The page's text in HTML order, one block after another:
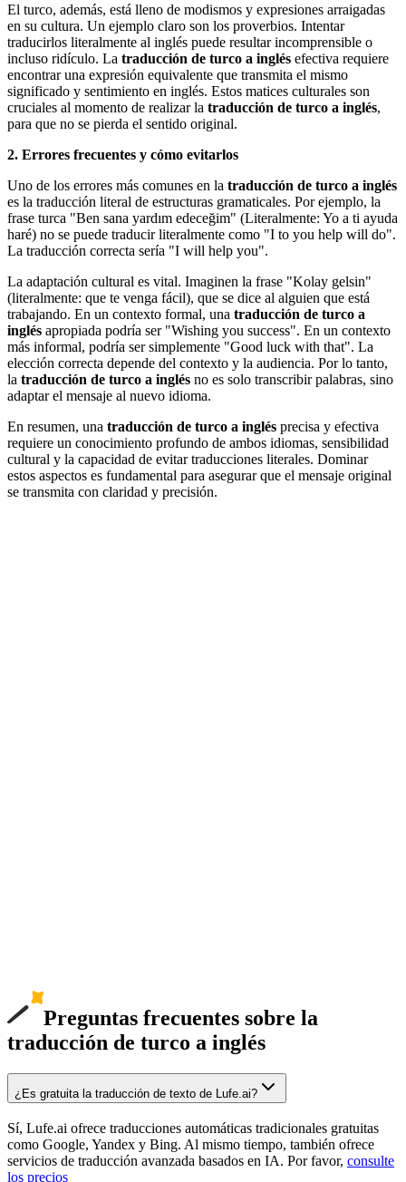
El turco, además, está lleno de modismos y expresiones arraigadas
en su cultura. Un ejemplo claro son los proverbios. Intentar
traducirlos literalmente al inglés puede resultar incomprensible o
incluso ridículo. La traducción de turco a inglés efectiva requiere
encontrar una expresión equivalente que transmita el mismo
significado y sentimiento en inglés. Estos matices culturales son
cruciales al momento de realizar la traducción de turco a inglés,
para que no se pierda el sentido original.
2. Errores frecuentes y cómo evitarlos
Uno de los errores más comunes en la traducción de turco a inglés
es la traducción literal de estructuras gramaticales. Por ejemplo, la
frase turca "Ben sana yardım edeceğim" (Literalmente: Yo a ti ayuda
haré) no se puede traducir literalmente como "I to you help will do".
La traducción correcta sería "I will help you".
La adaptación cultural es vital. Imaginen la frase "Kolay gelsin"
(literalmente: que te venga fácil), que se dice al alguien que está
trabajando. En un contexto formal, una traducción de turco a
inglés apropiada podría ser "Wishing you success". En un contexto
más informal, podría ser simplemente "Good luck with that". La
elección correcta depende del contexto y la audiencia. Por lo tanto,
la traducción de turco a inglés no es solo transcribir palabras, sino
adaptar el mensaje al nuevo idioma.
En resumen, una traducción de turco a inglés precisa y efectiva
requiere un conocimiento profundo de ambos idiomas, sensibilidad
cultural y la capacidad de evitar traducciones literales. Dominar
estos aspectos es fundamental para asegurar que el mensaje original
se transmita con claridad y precisión.
Preguntas frecuentes sobre la
traducción de turco a inglés
¿Es gratuita la traducción de texto de Lufe.ai?
Sí, Lufe.ai ofrece traducciones automáticas tradicionales gratuitas
como Google, Yandex y Bing. Al mismo tiempo, también ofrece
servicios de traducción avanzada basados en IA. Por favor, consulte
los precios